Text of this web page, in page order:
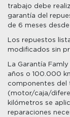
trabajo debe
garantía del
de 6 meses
Los repuestos
modificados sin
La Garantía
años o 100.000
componentes del
(motor/caja/
kilómetros se
reparaciones